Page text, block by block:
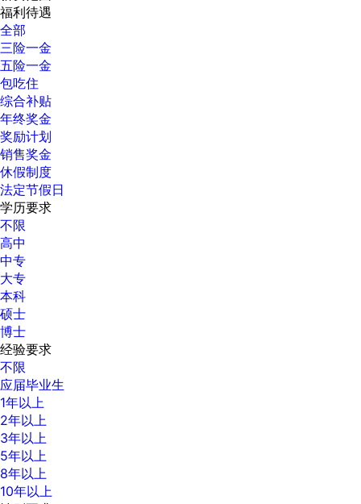
福利待遇
全部
三险一金
五险一金
包吃住
综合补贴
年终奖金
奖励计划
销售奖金
休假制度
法定节假日
学历要求
不限
高中
中专
大专
本科
硕士
博士
经验要求
不限
应届毕业生
1年以上
2年以上
3年以上
5年以上
8年以上
10年以上